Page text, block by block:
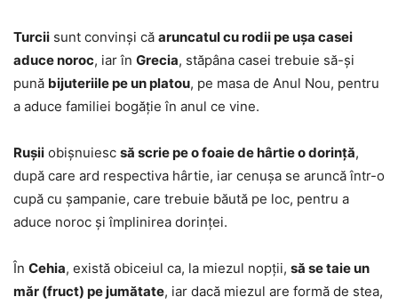
Turcii sunt convinşi că aruncatul cu rodii pe uşa casei
aduce noroc, iar în Grecia, stăpâna casei trebuie să-şi
pună bijuteriile pe un platou, pe masa de Anul Nou, pentru
a aduce familiei bogăţie în anul ce vine.
Ruşii obişnuiesc să scrie pe o foaie de hârtie o dorinţă,
după care ard respectiva hârtie, iar cenuşa se aruncă într-o
cupă cu şampanie, care trebuie băută pe loc, pentru a
aduce noroc şi împlinirea dorinţei.
În Cehia, există obiceiul ca, la miezul nopţii, să se taie un
măr (fruct) pe jumătate, iar dacă miezul are formă de stea,